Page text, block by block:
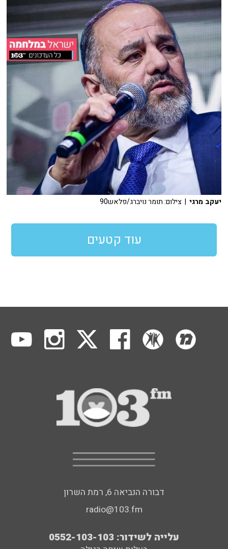
יעקב מרגי | צילום: תומר נויברג/פלאש90
עוד קטעים
דבורה הנביאה 6, רמת השרון
radio@103.fm
עלייה לשידור: 0552-103-103